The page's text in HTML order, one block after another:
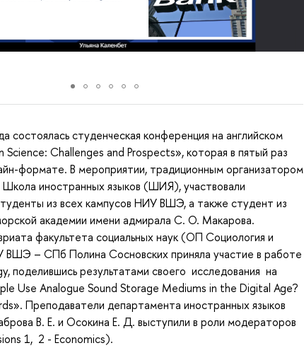
состоялась студенческая конференция на английском
Science: Challenges and Prospects», которая в пятый раз
формате. В мероприятии, традиционным организатором
Школа иностранных языков (ШИЯ), участвовали
из всех кампусов НИУ ВШЭ, а также студент из
академии имени адмирала С. О. Макарова.
факультета социальных наук (ОП Социология и
– СПб Полина Сосновских приняла участие в работе
поделившись результатами своего исследования на
Use Analogue Sound Storage Mediums in the Digital Age?
Преподаватели департамента иностранных языков
В. Е. и Осокина Е. Д. выступили в роли модераторов
1, 2 - Economics).